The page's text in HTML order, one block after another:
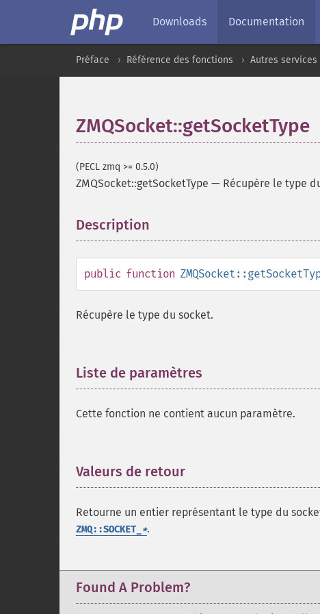
Downloads Documentation
Préface Référence des fonctions Autres services
ZMQSocket::getSocketType
(PECL zmq >= 0.5.0)
ZMQSocket::getSocketType — Récupère le type
Description
public function
Récupère le type du socket.
Liste de paramètres
Cette fonction ne contient aucun paramètre.
Valeurs de retour
Retourne un entier représentant le type du
ZMQ::SOCKET_ *.
Found A Problem?